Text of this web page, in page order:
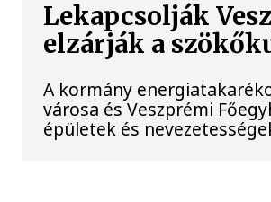
Lekapcsolják
elzárják a
A kormány
városa és Veszprémi
épületek és